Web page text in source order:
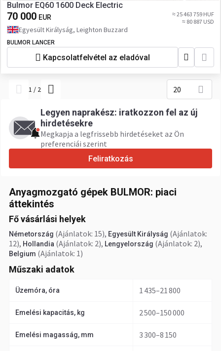
Bulmor EQ60 1600 Deck Electric
70 000 EUR
≈ 25 463 759 HUF
≈ 80 887 USD
Egyesült Királyság, Leighton Buzzard
BULMOR LANCER
Kapcsolatfelvétel az eladóval
1 / 2 20
Legyen naprakész: iratkozzon fel az új
hirdetésekre
Megkapja a legfrissebb hirdetéseket az Ön
preferenciái szerint
Feliratkozás
Anyagmozgató gépek BULMOR: piaci
áttekintés
Fő vásárlási helyek
Németország (Ajánlatok: 15), Egyesült Királyság (Ajánlatok:
12), Hollandia (Ajánlatok: 2), Lengyelország (Ajánlatok: 2),
Belgium (Ajánlatok: 1)
Műszaki adatok
Üzemóra, óra 1 435–21 800
Emelési kapacitás, kg 2 500–150 000
Emelési magasság, mm 3 300–8 150